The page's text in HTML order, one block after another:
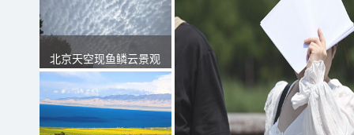
北京天空现鱼鳞云景观